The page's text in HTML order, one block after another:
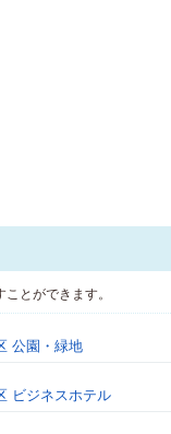
とができます。
公園・緑地
ビジネスホテル